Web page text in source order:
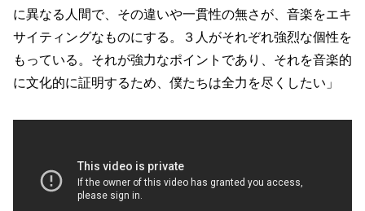
に異なる人間で、その違いや一貫性の無さが、音楽をエキ
サイティングなものにする。３人がそれぞれ強烈な個性を
もっている。それが強力なポイントであり、それを音楽的
に文化的に証明するため、僕たちは全力を尽くしたい」